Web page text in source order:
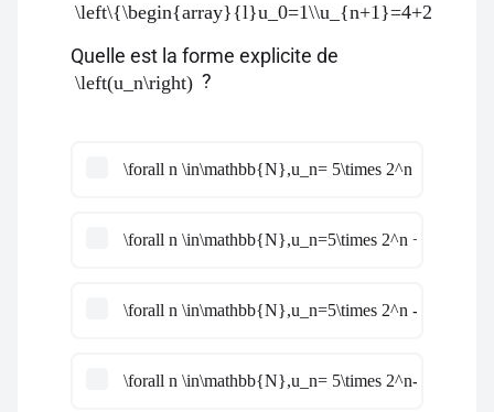
Quelle est la forme explicite de
\left(u_n\right) ?
\forall n \in\mathbb{N},u_n= 5\times 2^n +1
\forall n \in\mathbb{N},u_n=5\times 2^n +4
\forall n \in\mathbb{N},u_n=5\times 2^n -1
\forall n \in\mathbb{N},u_n= 5\times 2^n-4